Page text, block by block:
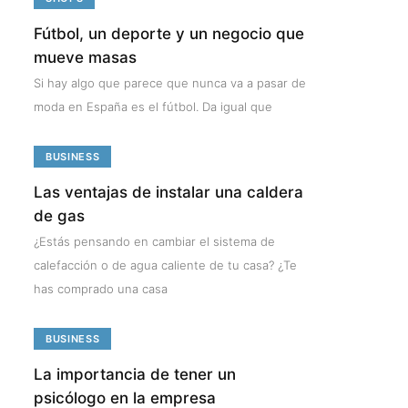
Fútbol, un deporte y un negocio que
mueve masas
Si hay algo que parece que nunca va a pasar de
moda en España es el fútbol. Da igual que
BUSINESS
Las ventajas de instalar una caldera
de gas
¿Estás pensando en cambiar el sistema de
calefacción o de agua caliente de tu casa? ¿Te
has comprado una casa
BUSINESS
La importancia de tener un
psicólogo en la empresa